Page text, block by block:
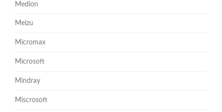
Medion
Meizu
Micromax
Microsoft
Mindray
Miscrosoft